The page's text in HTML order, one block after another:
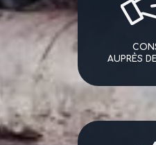
AUPRÈS